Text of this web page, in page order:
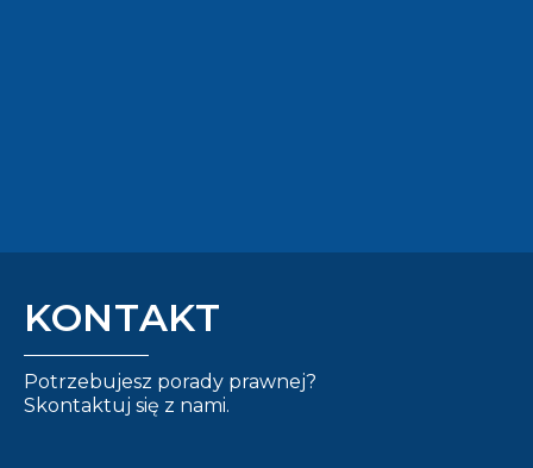
KONTAKT
Potrzebujesz porady prawnej?
Skontaktuj się z nami.